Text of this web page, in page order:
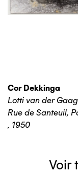
Cor Dekkinga
Lotti van der
Rue de Santeuil,
, 1950
Voir